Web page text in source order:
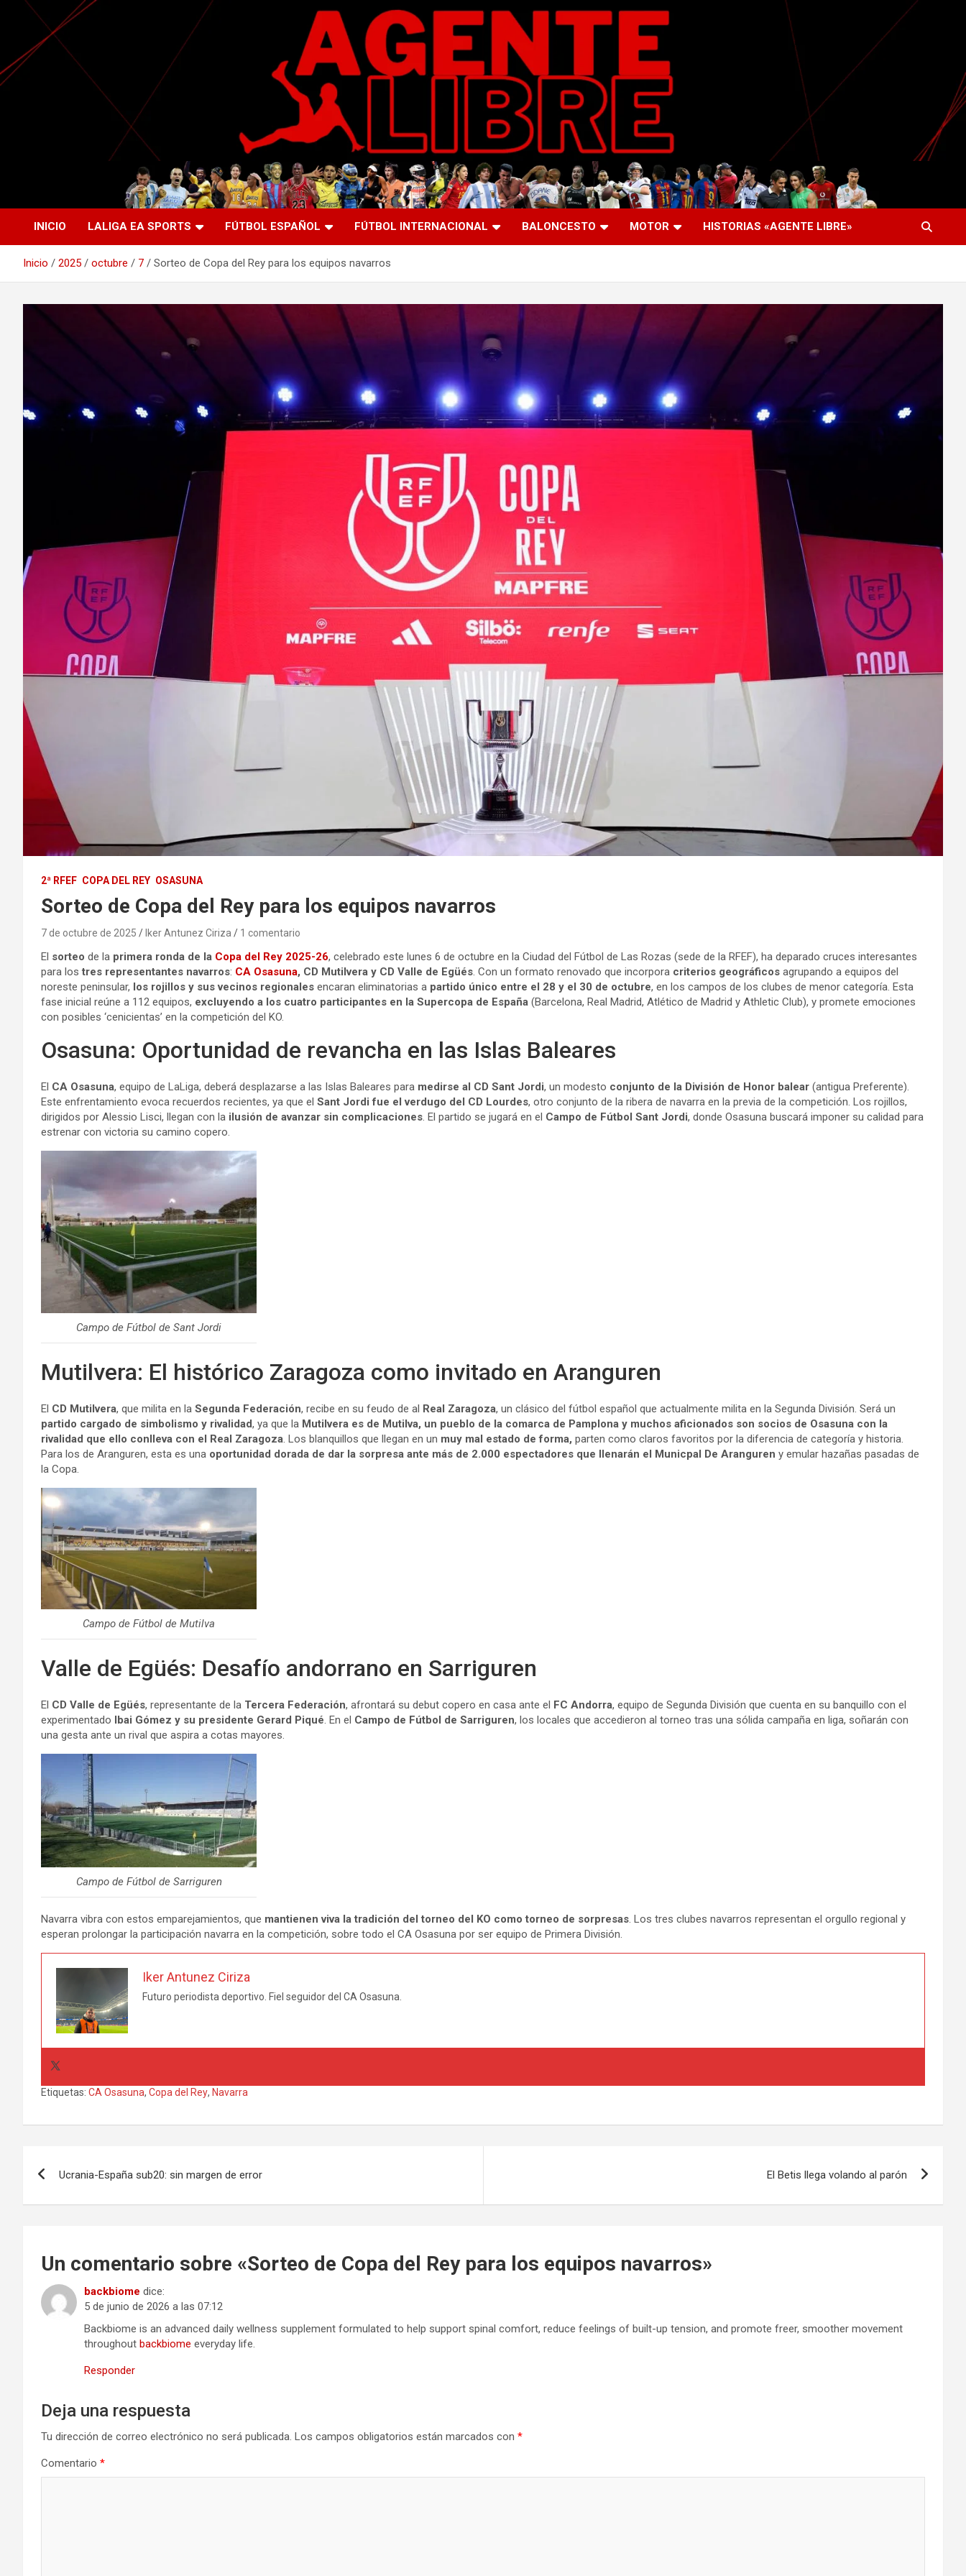
Saltar
contenido
Agente Libre Digital
La nueva generación del periodismo deportivo.
INICIO LALIGA EA SPORTS FÚTBOL ESPAÑOL FÚTBOL INTERNACIONAL BALONCESTO MOTOR HISTORIAS «AGENTE LIBRE»
Inicio 2025 octubre 7 Sorteo de Copa del Rey para los equipos navarros
2ª RFEF COPA DEL REY OSASUNA
Sorteo de Copa del Rey para los equipos navarros
7 de octubre de 2025 Iker Antunez Ciriza 1 comentario
El sorteo de la primera ronda de la Copa del Rey 2025-26, celebrado este lunes 6 de octubre en la Ciudad del Fútbol de Las Rozas (sede de la RFEF), ha deparado cruces interesantes
para lostres representantes navarros: CA Osasuna, CD Mutilvera y CD Valle de Egüés. Con un formato renovado que incorpora criterios geográficos agrupando a equipos del
noreste peninsular, los rojillos y sus vecinos regionales encaran eliminatorias a partido único entre el 28 y el 30 de octubre, en los campos de los clubes de menor categoría. Esta
fase inicial reúne a 112 equipos, excluyendo a los cuatro participantes en la Supercopa de España (Barcelona, Real Madrid, Atlético de Madrid y Athletic Club), y promete emociones
con posibles ‘cenicientas’ en la competición del KO.
Osasuna: Oportunidad de revancha en las Islas Baleares
El CA Osasuna, equipo de LaLiga, deberá desplazarse a las Islas Baleares para medirse al CD Sant Jordi, un modesto conjunto de la División de Honor balear (antigua Preferente).
Este enfrentamiento evoca recuerdos recientes, ya que el Sant Jordi fue el verdugo del CD Lourdes, otro conjunto de la ribera de navarra en la previa de la competición. Los rojillos,
dirigidos por Alessio Lisci, llegan con la ilusión de avanzar sin complicaciones. El partido se jugará en el Campo de Fútbol Sant Jordi, donde Osasuna buscará imponer su calidad para
estrenar con victoria su camino copero.
Campo de Fútbol de Sant Jordi
Mutilvera: El histórico Zaragoza como invitado en Aranguren
El CD Mutilvera, que milita en la Segunda Federación, recibe en su feudo de al Real Zaragoza, un clásico del fútbol español que actualmente milita en la Segunda División. Será un
partido cargado de simbolismo y rivalidad, ya que la Mutilvera es de Mutilva, un pueblo de la comarca de Pamplona y muchos aficionados son socios de Osasuna con la
rivalidad que ello conlleva con el Real Zaragoza. Los blanquillos que llegan en un muy mal estado de forma, parten como claros favoritos por la diferencia de categoría y historia.
Para los de Aranguren, esta es una oportunidad dorada de dar la sorpresa ante más de 2.000 espectadores que llenarán el Municpal De Aranguren y emular hazañas pasadas de
la Copa.
Campo de Fútbol de Mutilva
Valle de Egüés: Desafío andorrano en Sarriguren
El CD Valle de Egüés, representante de la Tercera Federación, afrontará su debut copero en casa ante el FC Andorra, equipo de Segunda División que cuenta en su banquillo con el
experimentado Ibai Gómez y su presidente Gerard Piqué. En el Campo de Fútbol de Sarriguren, los locales que accedieron al torneo tras una sólida campaña en liga, soñarán con
una gesta ante un rival que aspira a cotas mayores.
Campo de Fútbol de Sarriguren
Navarra vibra con estos emparejamientos, que mantienen viva la tradición del torneo del KO como torneo de sorpresas. Los tres clubes navarros representan el orgullo regional y
esperan prolongar la participación navarra en la competición, sobre todo el CA Osasuna por ser equipo de Primera División.
Iker Antunez Ciriza
Futuro periodista deportivo. Fiel seguidor del CA Osasuna.
Etiquetas: CA Osasuna, Copa del Rey, Navarra
Ucrania-España sub20: sin margen de error El Betis llega volando al parón
Un comentario sobre «Sorteo de Copa del Rey para los equipos navarros»
backbiome dice:
5 de junio de 2026 a las 07:12
Backbiome is an advanced daily wellness supplement formulated to help support spinal comfort, reduce feelings of built-up tension, and promote freer, smoother movement
throughout backbiome everyday life.
Responder
Deja una respuesta
Tu dirección de correo electrónico no será publicada. Los campos obligatorios están marcados con *
Comentario *